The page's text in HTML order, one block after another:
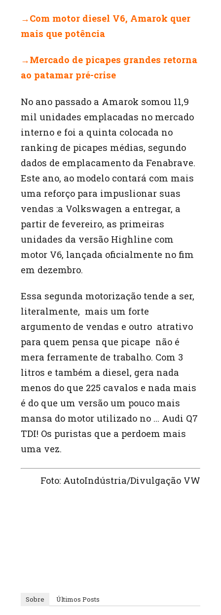
→Com motor diesel V6, Amarok quer
mais que potência
→Mercado de picapes grandes retorna
ao patamar pré-crise
No ano passado a Amarok somou 11,9
mil unidades emplacadas no mercado
interno e foi a quinta colocada no
ranking de picapes médias, segundo
dados de emplacamento da Fenabrave.
Este ano, ao modelo contará com mais
uma reforço para impuslionar suas
vendas :a Volkswagen a entregar, a
partir de fevereiro, as primeiras
unidades da versão Highline com
motor V6, lançada oficialmente no fim
em dezembro.
Essa segunda motorização tende a ser,
literalmente, mais um forte
argumento de vendas e outro atrativo
para quem pensa que picape não é
mera ferramente de trabalho. Com 3
litros e também a diesel, gera nada
menos do que 225 cavalos e nada mais
é do que um versão um pouco mais
mansa do motor utilizado no … Audi Q7
TDI! Os puristas que a perdoem mais
uma vez.
Foto: AutoIndústria/Divulgação VW
Sobre Últimos Posts